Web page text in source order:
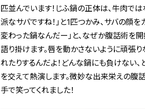
匹並んでいます！じふ鍋の正体は、牛肉で
派なサバですね！」と1匹つかみ、サバの顔
変わった鍋なんだー」と、なぜか腹話術を開
語り掛けます。唇を動かさないように頑張り
れたりするんだよ！どんな鍋にも負けない、
を交えて熱演します。微妙な出来栄えの腹
手で笑ってくれました！